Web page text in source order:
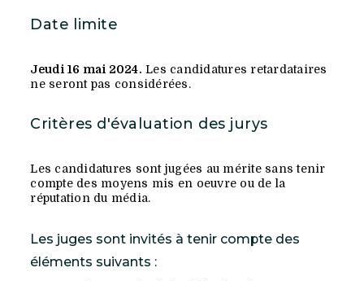
Date limite
Jeudi 16 mai 2024. Les candidatures retardataires
ne seront pas considérées.
Critères d'évaluation des jurys
Les candidatures sont jugées au mérite sans tenir
compte des moyens mis en oeuvre ou de la
réputation du média.
Les juges sont invités à tenir compte des
éléments suivants :